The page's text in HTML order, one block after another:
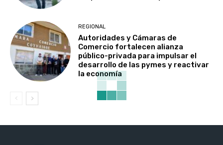
REGIONAL
Autoridades y Cámaras de
Comercio fortalecen alianza
público-privada para impulsar el
desarrollo de las pymes y reactivar
la economía